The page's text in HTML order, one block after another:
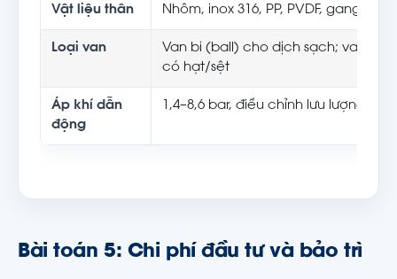
Vật liệu thân Nhôm, inox 316, PP, PVDF, gang
Loại van
Van bi (ball) cho dịch sạch; van
có hạt/sệt
Áp khí dẫn
động
1,4–8,6 bar, điều chỉnh lưu lượng
Bài toán 5: Chi phí đầu tư và bảo trì